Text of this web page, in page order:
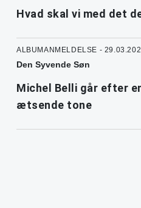
Hvad skal vi med det
ALBUMANMELDELSE -
Den Syvende Søn
Michel Belli går efter
ætsende tone